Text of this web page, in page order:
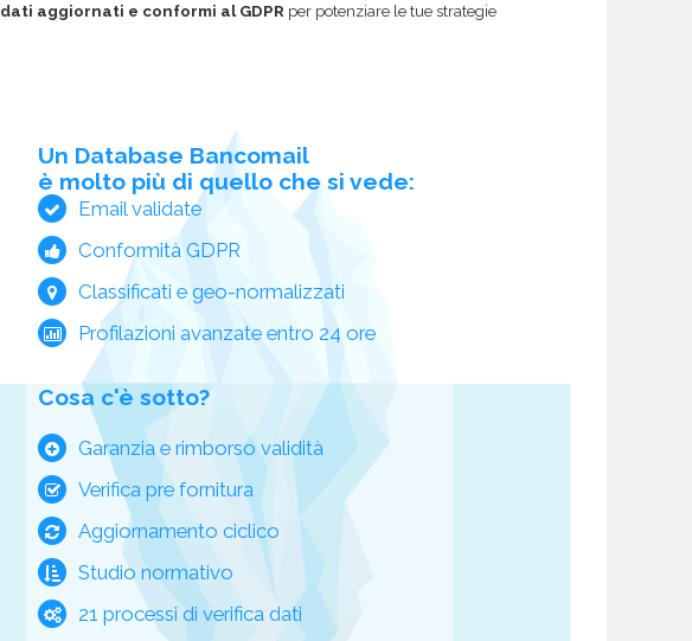
dati aggiornati e conformi al GDPR per potenziare le tue strategie
Un Database Bancomail
è molto più di quello che si vede:
Email validate
Conformità GDPR
Classificati e geo-normalizzati
Profilazioni avanzate entro 24 ore
Cosa c'è sotto?
Garanzia e rimborso validità
Verifica pre fornitura
Aggiornamento ciclico
Studio normativo
21 processi di verifica dati